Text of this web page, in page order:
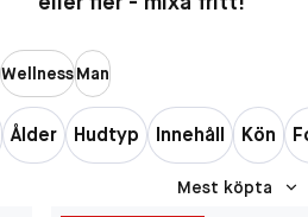
WellnessMan
Ålder Hudtyp Innehåll Kön
Mest köpta